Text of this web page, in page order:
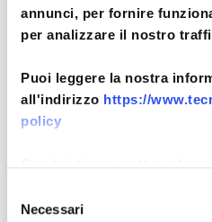
annunci, per fornire
per analizzare il nostro
Puoi leggere la nostra
all'indirizzo https://
policy
occupano di analisi dei dati
delNecessari
Professione *